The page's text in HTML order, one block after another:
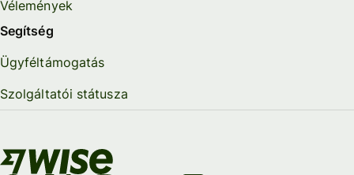
Vélemények
Segítség
Ügyféltámogatás
Szolgáltatói státusza